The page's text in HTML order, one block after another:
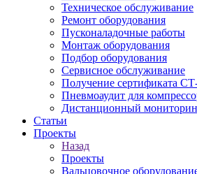
Техническое обслуживание
Ремонт оборудования
Пусконаладочные работы
Монтаж оборудования
Подбор оборудования
Сервисное обслуживание
Получение сертификата
Пневмоаудит для
Дистанционный
Статьи
Проекты
Назад
Проекты
Вальцовочное